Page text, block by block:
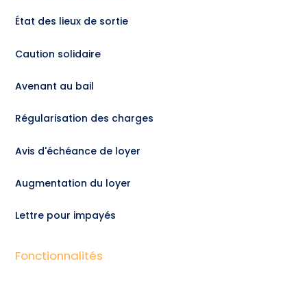
État des lieux de sortie
Caution solidaire
Avenant au bail
Régularisation des charges
Avis d'échéance de loyer
Augmentation du loyer
Lettre pour impayés
Fonctionnalités